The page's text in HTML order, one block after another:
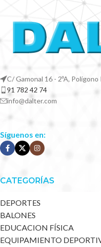
C/ Gamonal 16 - 2ºA,
91 782 42 74
info@dalter.com
Síguenos en:
CATEGORÍAS
DEPORTES
BALONES
EDUCACION FÍSICA
EQUIPAMIENTO